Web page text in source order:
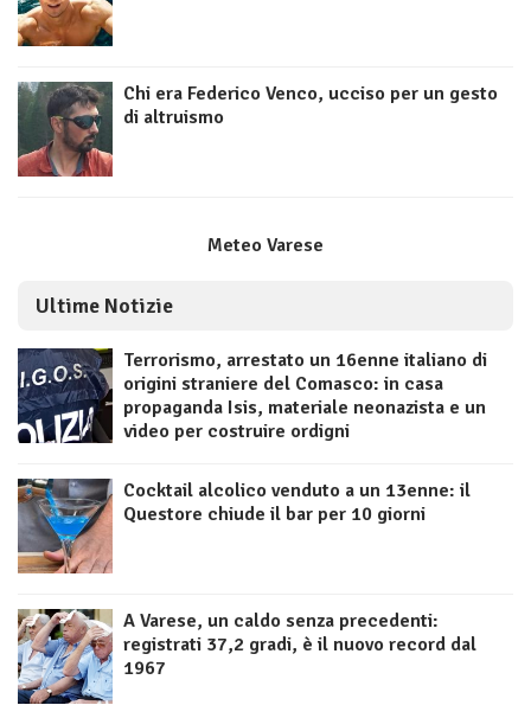
Chi era Federico Venco, ucciso per un gesto
di altruismo
Meteo Varese
Ultime Notizie
Terrorismo, arrestato un 16enne italiano di
origini straniere del Comasco: in casa
propaganda Isis, materiale neonazista e un
video per costruire ordigni
Cocktail alcolico venduto a un 13enne: il
Questore chiude il bar per 10 giorni
A Varese, un caldo senza precedenti:
registrati 37,2 gradi, è il nuovo record dal
1967